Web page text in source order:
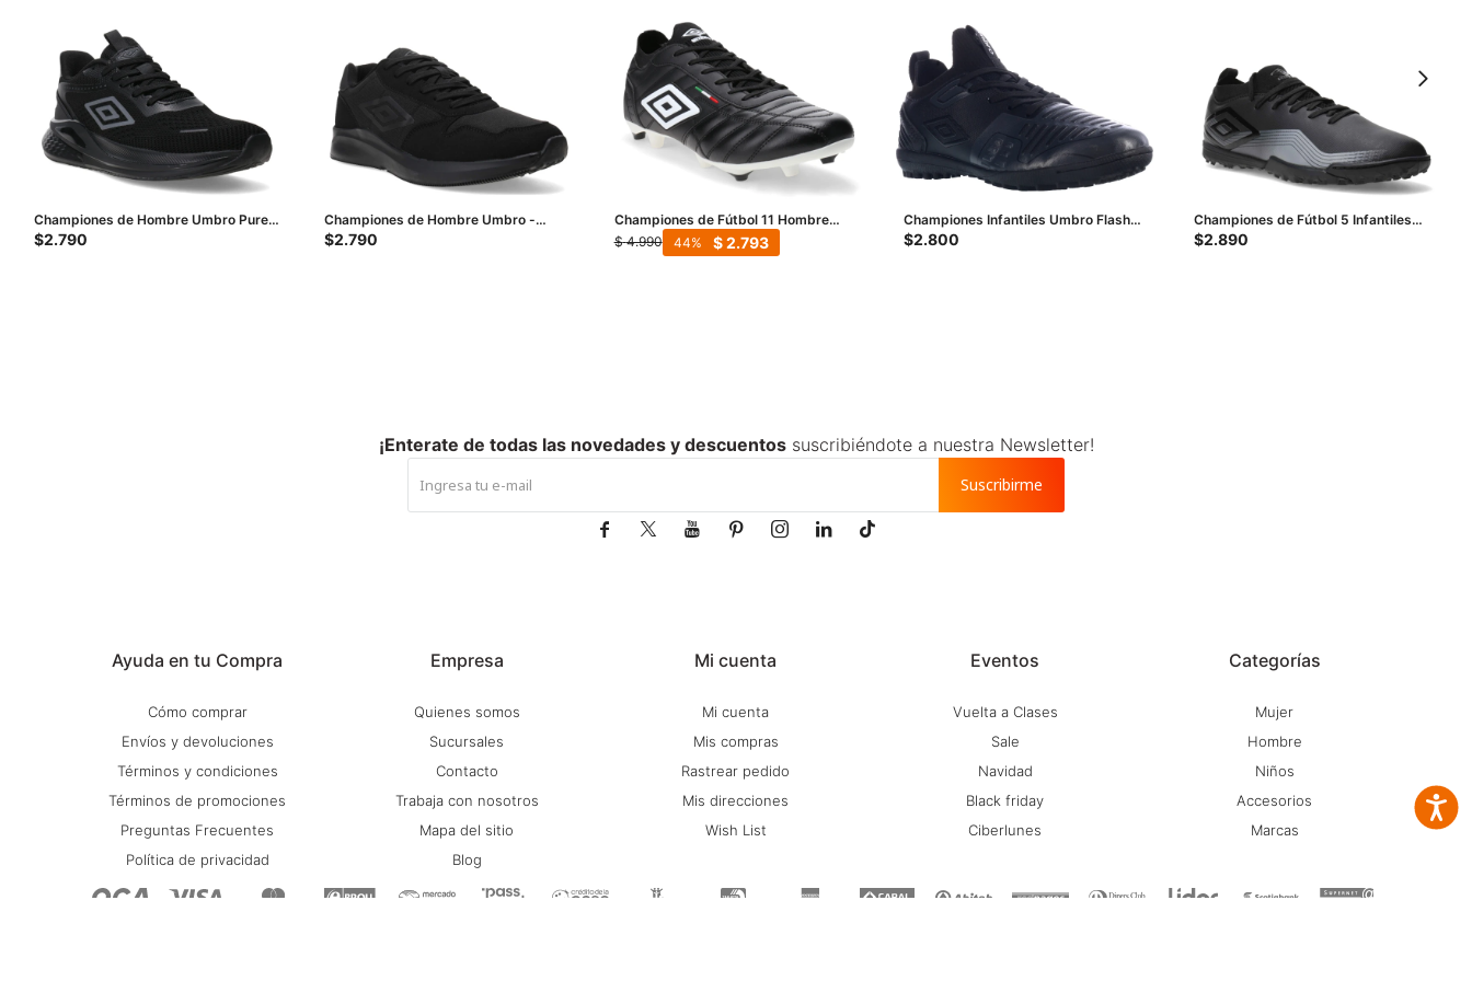
Championes de Hombre Umbro Pure
Step - Negro
$2.790
Championes de Hombre Umbro -
Negro
$2.790
Championes de Fútbol 11 Hombre
Umbro Legend - Negro - Blanco
$ 4.990 $ 2.793
44
Championes Infantiles Umbro Flash
HG - Negro
$2.800
Championes de Fútbol 5 Infantiles
Umbro Vibe TF - Negro - Gris
$2.890
Ayuda en tu Compra
Cómo comprar
Envíos y devoluciones
Términos y condiciones
Términos de promociones
Preguntas Frecuentes
Política de privacidad
Empresa
Quienes somos
Sucursales
Contacto
Trabaja con nosotros
Mapa del sitio
Blog
Mi cuenta
Mi cuenta
Mis compras
Rastrear pedido
Mis direcciones
Wish List
Eventos
Vuelta a Clases
Sale
Navidad
Black friday
Ciberlunes
Categorías
Mujer
Hombre
Niños
Accesorios
Marcas
¡Enterate de todas las novedades y descuentossuscribiéndote a nuestra Newsletter!
Suscribirme
      